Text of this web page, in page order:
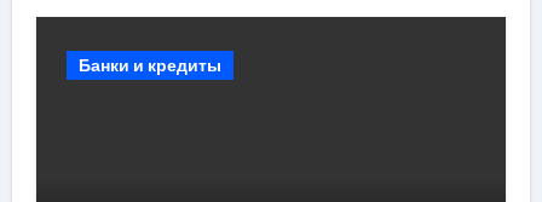
Банки и кредиты